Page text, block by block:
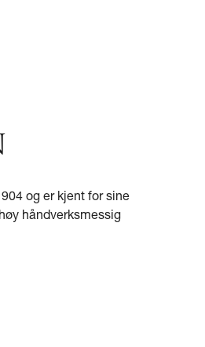
og er kjent for sine
håndverksmessig